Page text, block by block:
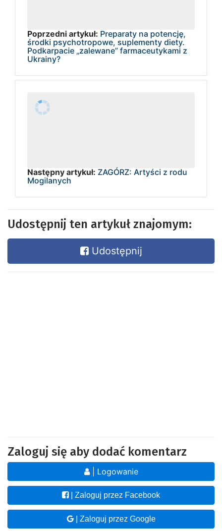
Poprzedni artykuł: Preparaty na potencję,
środki psychotropowe, suplementy diety.
Podkarpacie „zalewane” farmaceutykami z
Ukrainy?
Następny artykuł: ZAGÓRZ: Artyści z rodu
Mogilanych
Udostępnij ten artykuł znajomym:
Udostępnij
Zaloguj się aby dodać komentarz
| Logowanie
| Zaloguj przez Facebook
| Zaloguj przez Google